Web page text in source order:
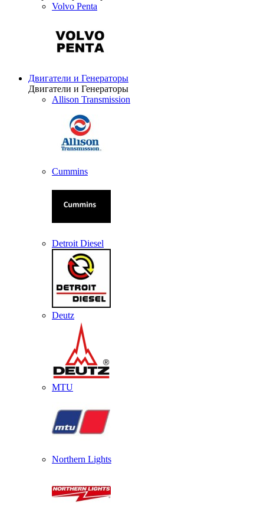
Volvo Penta
Двигатели и Генераторы
Двигатели и Генераторы
Allison Transmission
Cummins
Detroit Diesel
Deutz
MTU
Northern Lights